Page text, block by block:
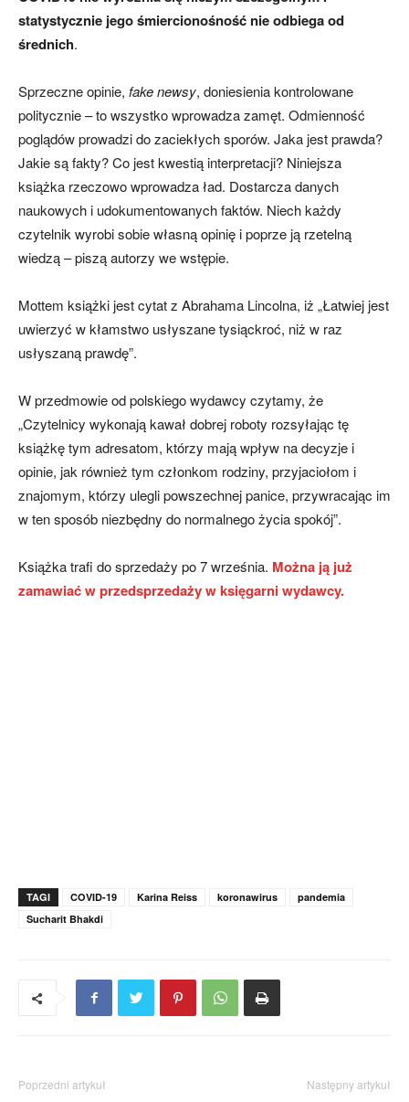
statystycznie jego śmiercionośność nie odbiega od
średnich.
Sprzeczne opinie, fake newsy, doniesienia kontrolowane
politycznie – to wszystko wprowadza zamęt. Odmienność
poglądów prowadzi do zaciekłych sporów. Jaka jest prawda?
Jakie są fakty? Co jest kwestią interpretacji? Niniejsza
książka rzeczowo wprowadza ład. Dostarcza danych
naukowych i udokumentowanych faktów. Niech każdy
czytelnik wyrobi sobie własną opinię i poprze ją rzetelną
wiedzą – piszą autorzy we wstępie.
Mottem książki jest cytat z Abrahama Lincolna, iż „Łatwiej jest
uwierzyć w kłamstwo usłyszane tysiąckroć, niż w raz
usłyszaną prawdę”.
W przedmowie od polskiego wydawcy czytamy, że
„Czytelnicy wykonają kawał dobrej roboty rozsyłając tę
książkę tym adresatom, którzy mają wpływ na decyzje i
opinie, jak również tym członkom rodziny, przyjaciołom i
znajomym, którzy ulegli powszechnej panice, przywracając im
w ten sposób niezbędny do normalnego życia spokój”.
Książka trafi do sprzedaży po 7 września. Można ją już
zamawiać w przedsprzedaży w księgarni wydawcy.
TAGI COVID-19 Karina Reiss koronawirus
pandemia
Sucharit Bhakdi
Poprzedni artykuł Następny artykuł